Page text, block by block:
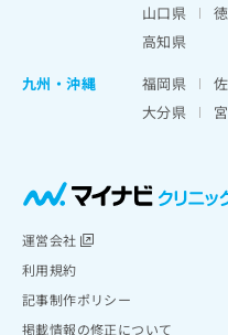
山口県
高知県
九州・沖縄
福岡県
大分県
運営会社
利用規約
記事制作ポリシー
掲載情報の修正について